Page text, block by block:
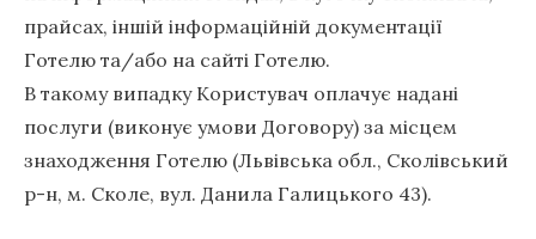
прайсах, іншій інформаційній документації
Готелю та/або на сайті Готелю.
В такому випадку Користувач оплачує надані
послуги (виконує умови Договору) за місцем
знаходження Готелю (Львівська обл., Сколівський
р-н, м. Сколе, вул. Данила Галицького 43).